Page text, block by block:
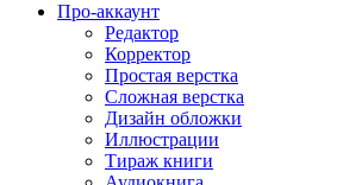
Про-аккаунт
Редактор
Корректор
Простая верстка
Сложная верстка
Дизайн обложки
Иллюстрации
Тираж книги